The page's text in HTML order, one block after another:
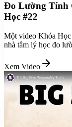
Đo Lường Tính
Học #22
Một video Khóa Học
nhà tâm lý học đo
Xem Video